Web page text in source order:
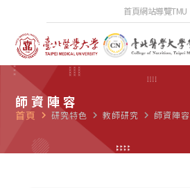
首頁網站導覽TMU
師資陣容
首頁 navigate_next 研究特色 navigate_next 教師研究 navigate_next 師資陣容